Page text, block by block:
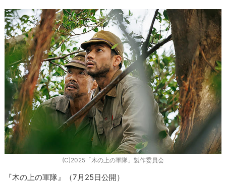
(C)2025「木の上の軍隊」製作委員会
『木の上の軍隊』（7月25日公開）